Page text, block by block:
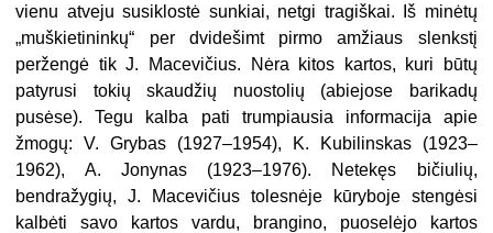
vienu atveju susiklostė sunkiai, netgi tragiškai. Iš minėtų
„muškietininkų“ per dvidešimt pirmo amžiaus slenkstį
peržengė tik J. Mace­vičius. Nėra kitos kartos, kuri būtų
patyrusi tokių skaudžių nuostolių (abiejose barikadų
pusėse). Tegu kalba pati trumpiausia informacija apie
žmogų: V. Gry­bas (1927–1954), K. Kubilinskas (1923–
1962), A. Jonynas (1923–1976). Netekęs bičiulių,
bendražygių, J. Macevičius tolesnėje kūryboje stengėsi
kalbėti savo kar­tos vardu, brangino, puoselėjo kartos